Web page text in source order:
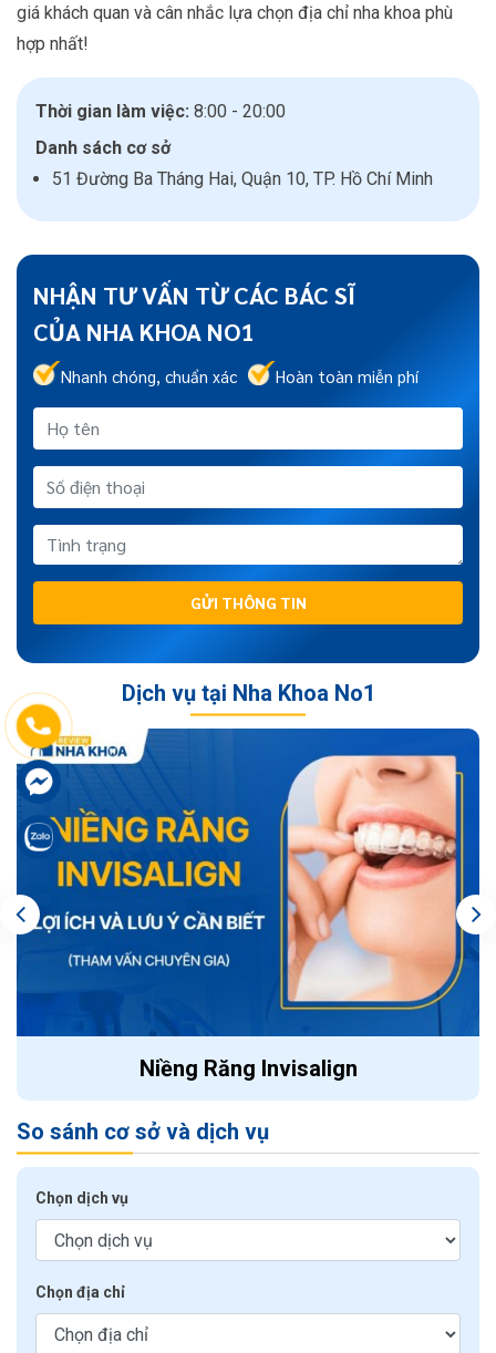
giá khách quan và cân nhắc lựa chọn địa chỉ nha khoa phù
hợp nhất!
Thời gian làm việc: 8:00 - 20:00
Danh sách cơ sở
51 Đường Ba Tháng Hai, Quận 10, TP. Hồ Chí Minh
NHẬN TƯ VẤN TỪ CÁC BÁC SĨ
CỦA NHA KHOA NO1
Nhanh chóng, chuẩn xác Hoàn toàn miễn phí
GỬI THÔNG TIN
Dịch vụ tại Nha Khoa No1
Niềng Răng Invisalign
So sánh cơ sở và dịch vụ
Chọn dịch vụ
Chọn địa chỉ